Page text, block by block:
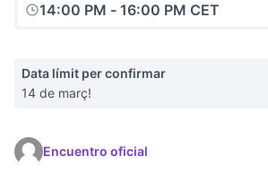
14:00 PM - 16:00 PM CET
Data límit per confirmar
14 de març!
Encuentro oficial